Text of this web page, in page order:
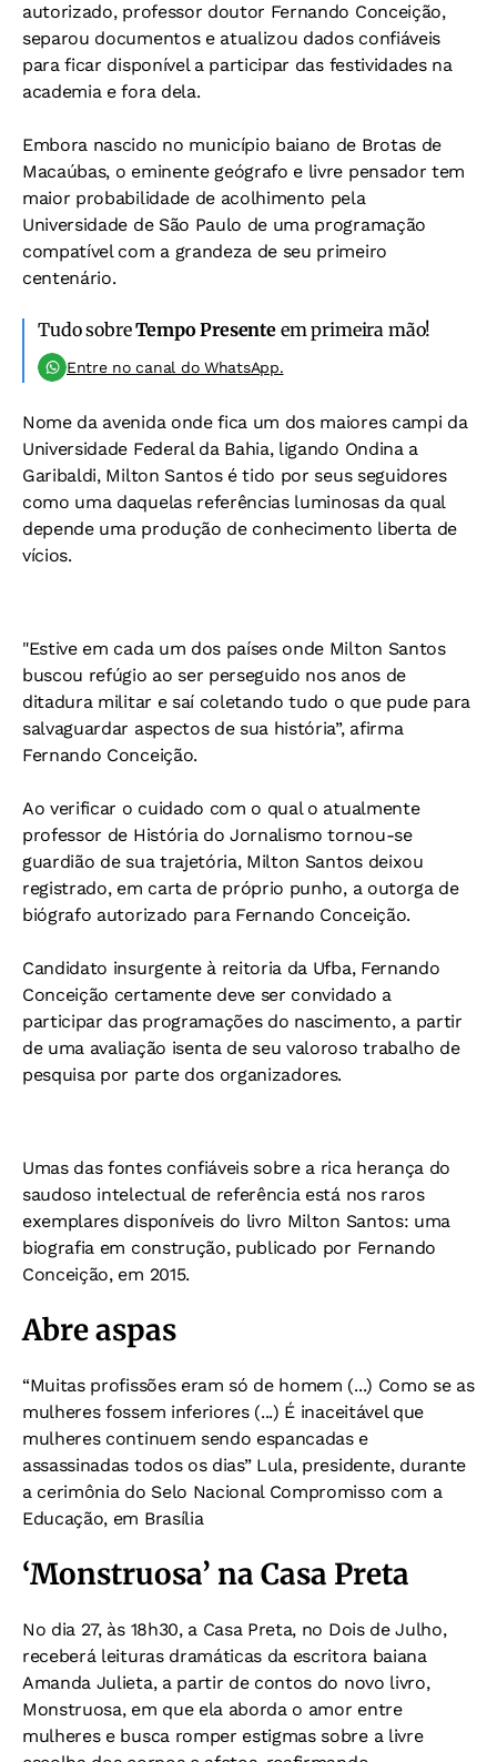
autorizado, professor doutor Fernando Conceição,
separou documentos e atualizou dados confiáveis
para ficar disponível a participar das festividades na
academia e fora dela.
Embora nascido no município baiano de Brotas de
Macaúbas, o eminente geógrafo e livre pensador tem
maior probabilidade de acolhimento pela
Universidade de São Paulo de uma programação
compatível com a grandeza de seu primeiro
centenário.
Tudo sobreTempo Presente em primeira mão!
Entre no canal do WhatsApp.
Nome da avenida onde fica um dos maiores campi da
Universidade Federal da Bahia, ligando Ondina a
Garibaldi, Milton Santos é tido por seus seguidores
como uma daquelas referências luminosas da qual
depende uma produção de conhecimento liberta de
vícios.
"Estive em cada um dos países onde Milton Santos
buscou refúgio ao ser perseguido nos anos de
ditadura militar e saí coletando tudo o que pude para
salvaguardar aspectos de sua história”, afirma
Fernando Conceição.
Ao verificar o cuidado com o qual o atualmente
professor de História do Jornalismo tornou-se
guardião de sua trajetória, Milton Santos deixou
registrado, em carta de próprio punho, a outorga de
biógrafo autorizado para Fernando Conceição.
Candidato insurgente à reitoria da Ufba, Fernando
Conceição certamente deve ser convidado a
participar das programações do nascimento, a partir
de uma avaliação isenta de seu valoroso trabalho de
pesquisa por parte dos organizadores.
Umas das fontes confiáveis sobre a rica herança do
saudoso intelectual de referência está nos raros
exemplares disponíveis do livro Milton Santos: uma
biografia em construção, publicado por Fernando
Conceição, em 2015.
Abre aspas
“Muitas profissões eram só de homem (...) Como se as
mulheres fossem inferiores (...) É inaceitável que
mulheres continuem sendo espancadas e
assassinadas todos os dias” Lula, presidente, durante
a cerimônia do Selo Nacional Compromisso com a
Educação, em Brasília
‘Monstruosa’ na Casa Preta
No dia 27, às 18h30, a Casa Preta, no Dois de Julho,
receberá leituras dramáticas da escritora baiana
Amanda Julieta, a partir de contos do novo livro,
Monstruosa, em que ela aborda o amor entre
mulheres e busca romper estigmas sobre a livre